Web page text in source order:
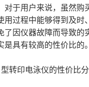
对于用户来说，虽然购
用过程中能够得到及时
了因仪器故障而导致的
是具有较高的性价比的。
转印电泳仪的性价比